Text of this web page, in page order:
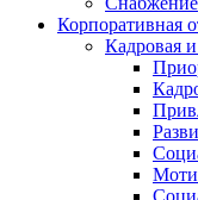
Корпоративная
Кадровая